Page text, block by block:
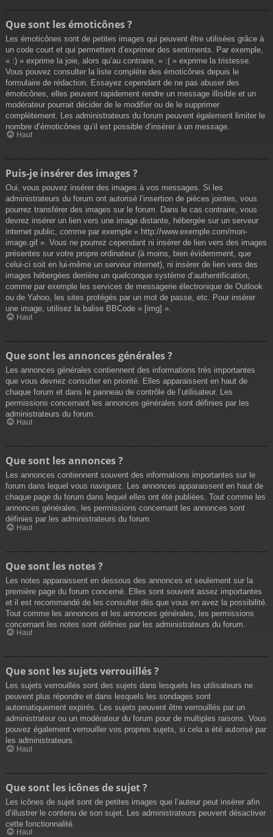
Que sont les émoticônes ?
Les émoticônes sont de petites images qui peuvent être utilisées grâce à
un code court et qui permettent d’exprimer des sentiments. Par exemple,
« :) » exprime la joie, alors qu’au contraire, « :( » exprime la tristesse.
Vous pouvez consulter la liste complète des émoticônes depuis le
formulaire de rédaction. Essayez cependant de ne pas abuser des
émoticônes, elles peuvent rapidement rendre un message illisible et un
modérateur pourrait décider de le modifier ou de le supprimer
complètement. Les administrateurs du forum peuvent également limiter le
nombre d’émoticônes qu’il est possible d’insérer à un message.
Haut
Puis-je insérer des images ?
Oui, vous pouvez insérer des images à vos messages. Si les
administrateurs du forum ont autorisé l’insertion de pièces jointes, vous
pourrez transférer des images sur le forum. Dans le cas contraire, vous
devrez insérer un lien vers une image distante, hébergée sur un serveur
internet public, comme par exemple « http://www.exemple.com/mon-
image.gif ». Vous ne pourrez cependant ni insérer de lien vers des images
présentes sur votre propre ordinateur (à moins, bien évidemment, que
celui-ci soit en lui-même un serveur internet), ni insérer de lien vers des
images hébergées derrière un quelconque système d’authentification,
comme par exemple les services de messagerie électronique de Outlook
ou de Yahoo, les sites protégés par un mot de passe, etc. Pour insérer
une image, utilisez la balise BBCode « [img] ».
Haut
Que sont les annonces générales ?
Les annonces générales contiennent des informations très importantes
que vous devriez consulter en priorité. Elles apparaissent en haut de
chaque forum et dans le panneau de contrôle de l’utilisateur. Les
permissions concernant les annonces générales sont définies par les
administrateurs du forum.
Haut
Que sont les annonces ?
Les annonces contiennent souvent des informations importantes sur le
forum dans lequel vous naviguez. Les annonces apparaissent en haut de
chaque page du forum dans lequel elles ont été publiées. Tout comme les
annonces générales, les permissions concernant les annonces sont
définies par les administrateurs du forum.
Haut
Que sont les notes ?
Les notes apparaissent en dessous des annonces et seulement sur la
première page du forum concerné. Elles sont souvent assez importantes
et il est recommandé de les consulter dès que vous en avez la possibilité.
Tout comme les annonces et les annonces générales, les permissions
concernant les notes sont définies par les administrateurs du forum.
Haut
Que sont les sujets verrouillés ?
Les sujets verrouillés sont des sujets dans lesquels les utilisateurs ne
peuvent plus répondre et dans lesquels les sondages sont
automatiquement expirés. Les sujets peuvent être verrouillés par un
administrateur ou un modérateur du forum pour de multiples raisons. Vous
pouvez également verrouiller vos propres sujets, si cela a été autorisé par
les administrateurs.
Haut
Que sont les icônes de sujet ?
Les icônes de sujet sont de petites images que l’auteur peut insérer afin
d’illustrer le contenu de son sujet. Les administrateurs peuvent désactiver
cette fonctionnalité.
Haut